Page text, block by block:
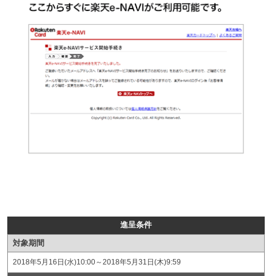
進呈条件
対象期間
2018年5月16日(水)10:00～2018年5月31日(木)9:59